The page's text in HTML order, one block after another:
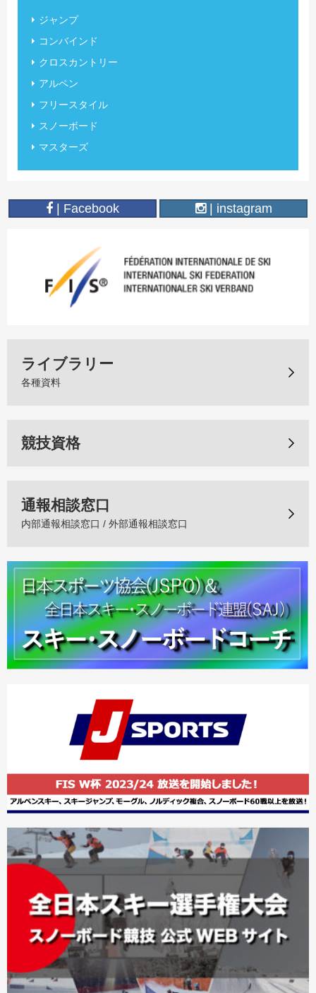
ジャンプ
コンバインド
クロスカントリー
アルペン
フリースタイル
スノーボード
マスターズ
| Facebook | instagram
ライブラリー
各種資料
競技資格
通報相談窓口
内部通報相談窓口 / 外部通報相談窓口